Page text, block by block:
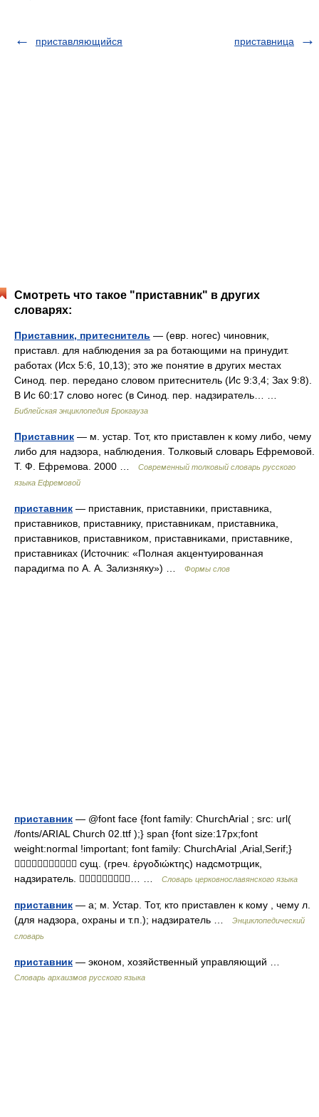
приставляющийся приставница
Смотреть что такое "приставник" в других
словарях:
Приставник, притеснитель — (евр. ногес) чиновник,
приставл. для наблюдения за ра ботающими на принудит.
работах (Исх 5:6, 10,13); это же понятие в других местах
Синод. пер. передано словом притеснитель (Ис 9:3,4; Зах 9:8).
В Ис 60:17 слово ногес (в Синод. пер. надзиратель… …
Библейская энциклопедия Брокгауза
Приставник — м. устар. Тот, кто приставлен к кому либо, чему
либо для надзора, наблюдения. Толковый словарь Ефремовой.
Т. Ф. Ефремова. 2000 …
Современный толковый словарь русского
языка Ефремовой
приставник — приставник, приставники, приставника,
приставников, приставнику, приставникам, приставника,
приставников, приставником, приставниками, приставнике,
приставниках (Источник: «Полная акцентуированная
парадигма по А. А. Зализняку») …
Формы слов
приставник — @font face {font family: ChurchArial ; src: url(
/fonts/ARIAL Church 02.ttf );} span {font size:17px;font
weight:normal !important; font family: ChurchArial ,Arial,Serif;}
 сущ. (греч. ἐργοδιώκτης) надсмотрщик,
надзиратель. … …
Словарь церковнославянского языка
приставник — а; м. Устар. Тот, кто приставлен к кому , чему л.
(для надзора, охраны и т.п.); надзиратель …
Энциклопедический
словарь
приставник — эконом, хозяйственный управляющий …
Cловарь архаизмов русского языка